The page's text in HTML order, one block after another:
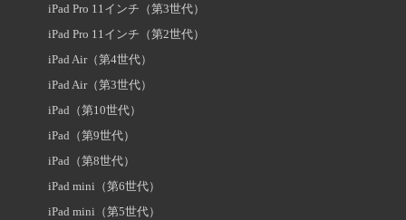
iPad Pro 11インチ（第3世代）
iPad Pro 11インチ（第2世代）
iPad Air（第4世代）
iPad Air（第3世代）
iPad（第10世代）
iPad（第9世代）
iPad（第8世代）
iPad mini（第6世代）
iPad mini（第5世代）